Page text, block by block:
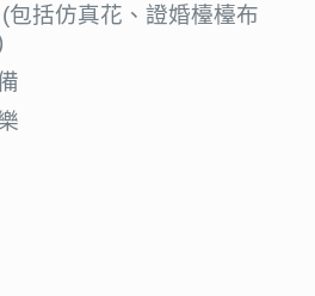
包括仿真花、證婚檯檯布